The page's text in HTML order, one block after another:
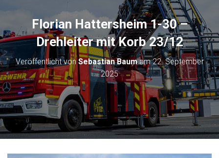
O
N
U
M
S
C
H
A
L
T
E
N
Florian Hattersheim 1-30 –
Drehleiter mit Korb 23/12
Veröffentlicht vonSebastian Baumam22. September
2025